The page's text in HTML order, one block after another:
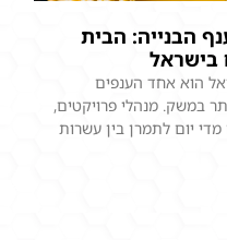
הבנייה: הבית
בישראל
הוא אחד הענפים
במשק. מנהלי פרויקטים,
יום לתמרן בין עשרות